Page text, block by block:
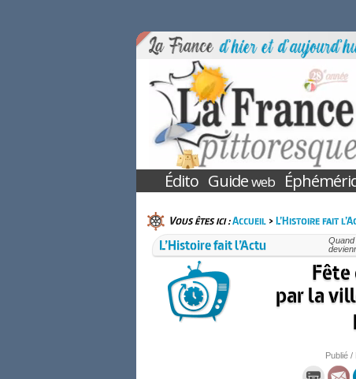
Édito Guideweb
Vous êtes ici :Accueil>L’Histoire fait
L’Histoire fait l’Actu
Quand
par la
Publié /